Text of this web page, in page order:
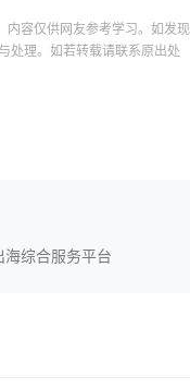
内容仅供网友参考学习。如
处理。如若转载请联系原出处
海综合服务平台